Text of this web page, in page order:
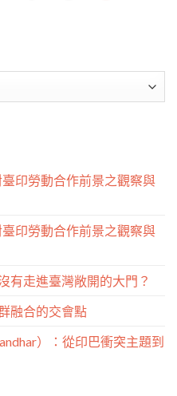
印勞動合作前景之觀察與
印勞動合作前景之觀察與
有走進臺灣敞開的大門？
融合的交會點
）：從印巴衝突主題到